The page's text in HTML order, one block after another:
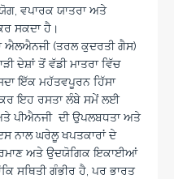
ਵਪਾਰਕ ਯਾਤਰਾ ਅਤੇ
ਸਕਦਾ ਹੈ।
ਐਲਐਨਜੀ (ਤਰਲ ਕੁਦਰਤੀ ਗੈਸ)
ਦੇਸ਼ਾਂ ਤੋਂ ਵੱਡੀ ਮਾਤਰਾ ਵਿੱਚ
ਇੱਕ ਮਹੱਤਵਪੂਰਨ ਹਿੱਸਾ
ਇਹ ਰਸਤਾ ਲੰਬੇ ਸਮੇਂ ਲਈ
ਪੀਐਨਜੀ ਦੀ ਉਪਲਬਧਤਾ ਅਤੇ
ਨਾਲ ਘਰੇਲੂ ਖਪਤਕਾਰਾਂ ਦੇ
ਅਤੇ ਉਦਯੋਗਿਕ ਇਕਾਈਆਂ
ਸਥਿਤੀ ਗੰਭੀਰ ਹੈ, ਪਰ ਭਾਰਤ